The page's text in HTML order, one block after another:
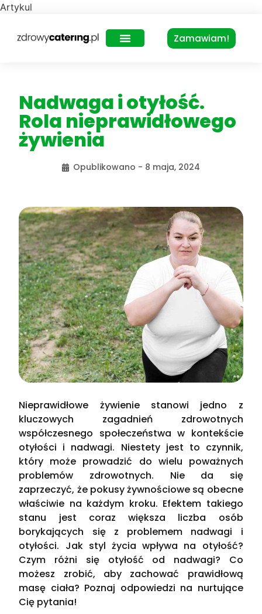
Artykul
Zamawiam!
Nadwaga i otyłość.
Rola nieprawidłowego
żywienia
Opublikowano - 8 maja, 2024
Nieprawidłowe żywienie stanowi jedno z
kluczowych zagadnień zdrowotnych
współczesnego społeczeństwa w kontekście
otyłości i nadwagi. Niestety jest to czynnik,
który może prowadzić do wielu poważnych
problemów zdrowotnych. Nie da się
zaprzeczyć, że pokusy żywnościowe są obecne
właściwie na każdym kroku. Efektem takiego
stanu jest coraz większa liczba osób
borykających się z problemem nadwagi i
otyłości. Jak styl życia wpływa na otyłość?
Czym różni się otyłość od nadwagi? Co
możesz zrobić, aby zachować prawidłową
masę ciała? Poznaj odpowiedzi na nurtujące
Cię pytania!